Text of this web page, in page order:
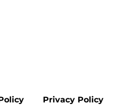
Privacy Policy